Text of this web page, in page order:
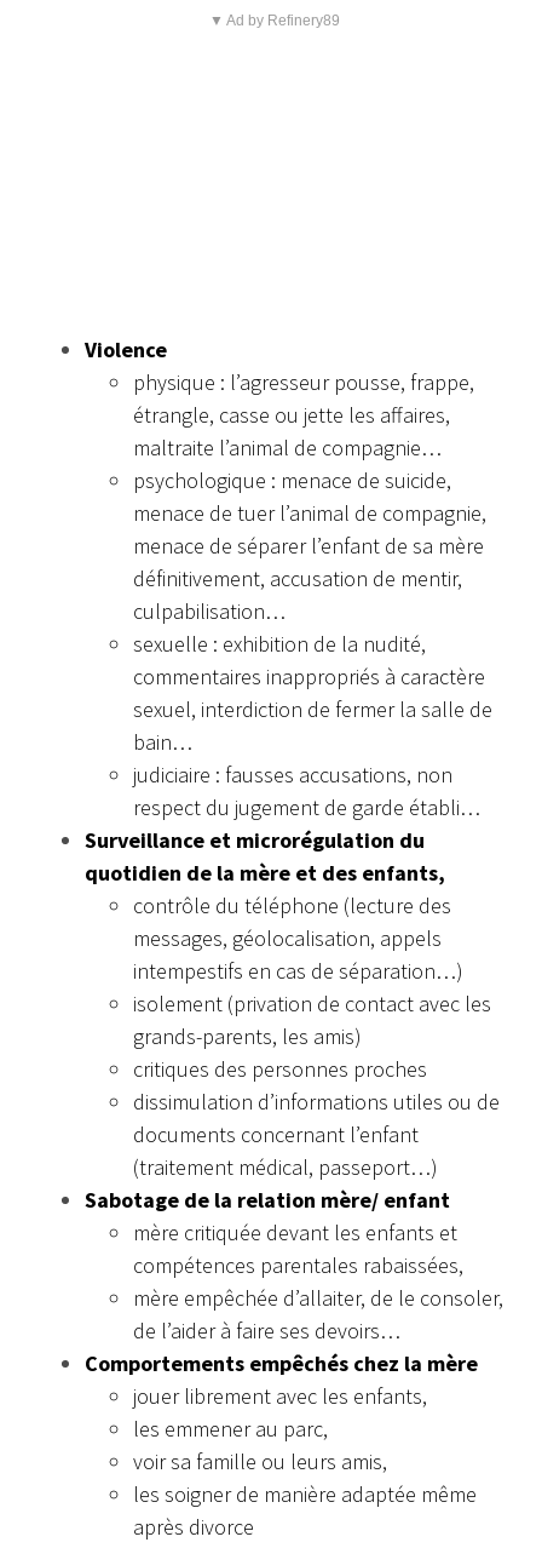
▼ Ad by Refinery89
Violence
physique : l’agresseur pousse, frappe,
étrangle, casse ou jette les affaires,
maltraite l’animal de compagnie…
psychologique : menace de suicide,
menace de tuer l’animal de compagnie,
menace de séparer l’enfant de sa mère
définitivement, accusation de mentir,
culpabilisation…
sexuelle : exhibition de la nudité,
commentaires inappropriés à caractère
sexuel, interdiction de fermer la salle de
bain…
judiciaire : fausses accusations, non
respect du jugement de garde établi…
Surveillance et microrégulation du
quotidien de la mère et des enfants,
contrôle du téléphone (lecture des
messages, géolocalisation, appels
intempestifs en cas de séparation…)
isolement (privation de contact avec les
grands-parents, les amis)
critiques des personnes proches
dissimulation d’informations utiles ou de
documents concernant l’enfant
(traitement médical, passeport…)
Sabotage de la relation mère/ enfant
mère critiquée devant les enfants et
compétences parentales rabaissées,
mère empêchée d’allaiter, de le consoler,
de l’aider à faire ses devoirs…
Comportements empêchés chez la mère
jouer librement avec les enfants,
les emmener au parc,
voir sa famille ou leurs amis,
les soigner de manière adaptée même
après divorce